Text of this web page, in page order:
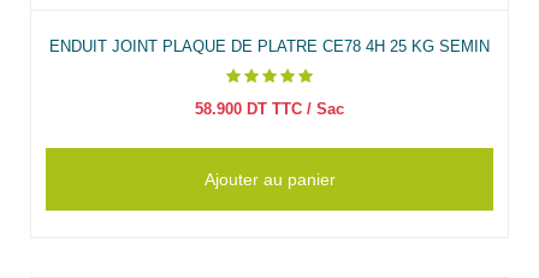
ENDUIT JOINT PLAQUE DE PLATRE CE78 4H 25 KG SEMIN
58.900 DT TTC / Sac
Ajouter au panier